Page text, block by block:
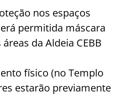
nos espaços
permitida máscara
da Aldeia CEBB
físico (no Templo
estarão previamente